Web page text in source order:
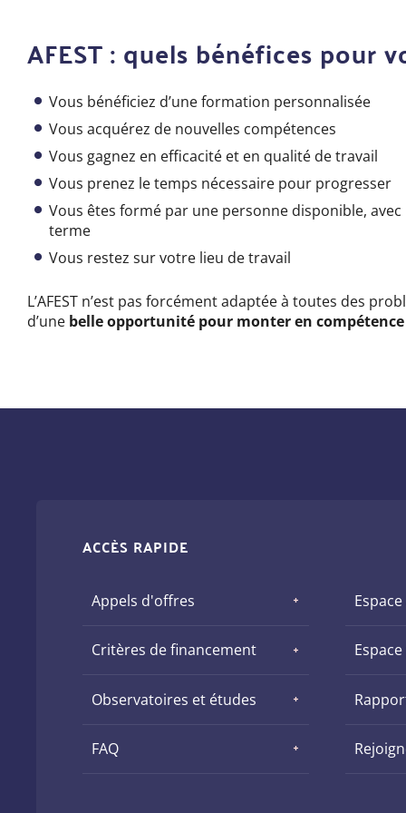
AFEST : quels bénéfices pour
Vous bénéficiez d’une formation personnalisée
Vous acquérez de nouvelles compétences
Vous gagnez en efficacité et en qualité de travail
Vous prenez le temps nécessaire pour progresser
Vous êtes formé par une personne disponible,
terme
Vous restez sur votre lieu de travail
L’AFEST n’est pas forcément adaptée à toutes des
d’une belle opportunité pour monter en compétence
ACCÈS RAPIDE
Appels d'offres
Critères de financement
Observatoires et études
FAQ